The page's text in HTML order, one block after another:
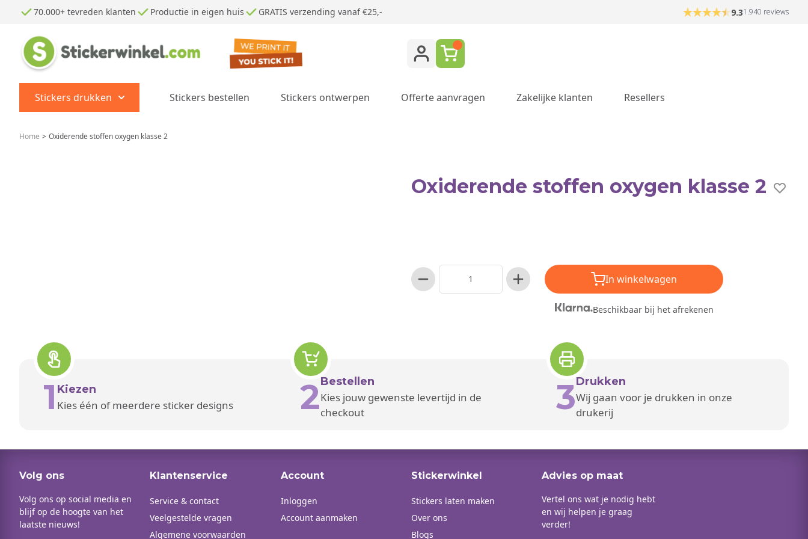
Ga naar de inhoud
70.000+ tevreden klanten Productie in eigen huis GRATIS verzending vanaf €25,- 9.31.940 reviews
Stickers drukken
Show submenu for Stickers drukken category
Stickers bestellen Stickers ontwerpen Offerte aanvragen Zakelijke klanten Resellers
Home > Oxiderende stoffen oxygen klasse 2
Oxiderende stoffen oxygen klasse 2
In winkelwagen
Beschikbaar bij het afrekenen
1 Kiezen
Kies één of meerdere sticker designs 2Bestellen
Kies jouw gewenste levertijd in de
checkout
3Drukken
Wij gaan voor je drukken in onze
drukerij
Volg ons
Volg ons op social media en
blijf op de hoogte van het
laatste nieuws!
Klantenservice
Service & contact
Veelgestelde vragen
Algemene voorwaarden
Account
Inloggen
Account aanmaken
Stickerwinkel
Stickers laten maken
Over ons
Blogs
Advies op maat
Vertel ons wat je nodig hebt
en wij helpen je graag
verder!